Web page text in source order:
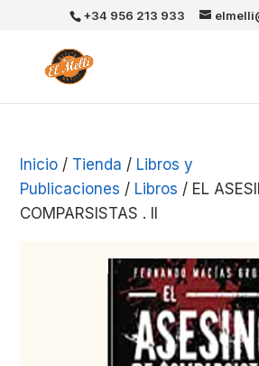
+34 956 213 933
Inicio / Tienda / Libros y
Publicaciones / Libros / EL
COMPARSISTAS . II